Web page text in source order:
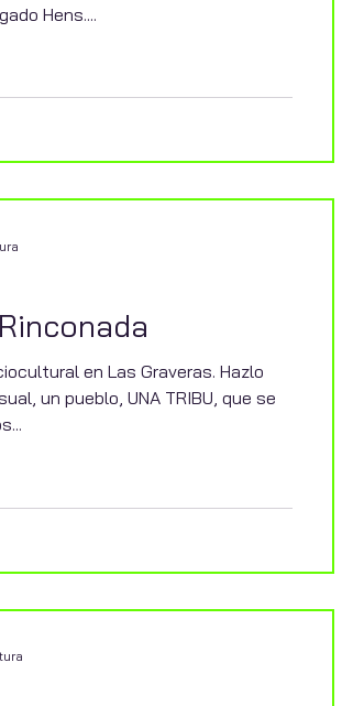
Hens....
en Las Graveras. Hazlo
un pueblo, UNA TRIBU, que se